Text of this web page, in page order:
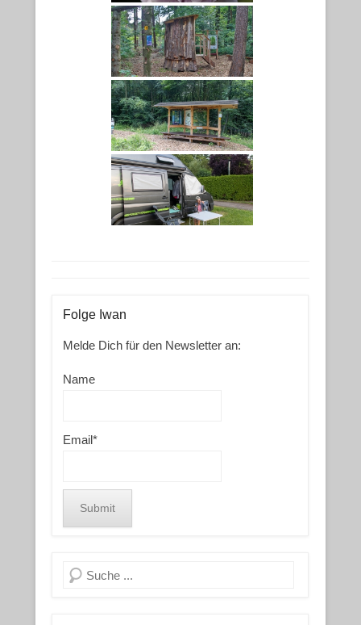
Folge Iwan
Melde Dich für den Newsletter an:
Name
Email*
Search